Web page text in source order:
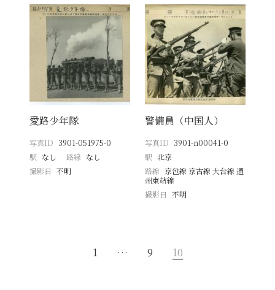
愛路少年隊
写真ID 3901-051975-0
駅 なし 路線 なし
撮影日
不明
警備員（中国人）
写真ID 3901-n00041-0
駅 北京
路線 京包線 京古線 大台線 通
州東站線
撮影日 不明
1 … 9 10